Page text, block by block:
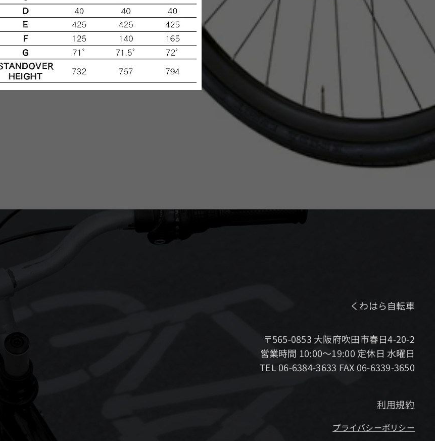
くわはら自転車
〒565-0853 大阪府吹田市春日4-20-2
営業時間 10:00～19:00 定休日 水曜日
TEL 06-6384-3633 FAX 06-6339-3650
利用規約
プライバシーポリシー